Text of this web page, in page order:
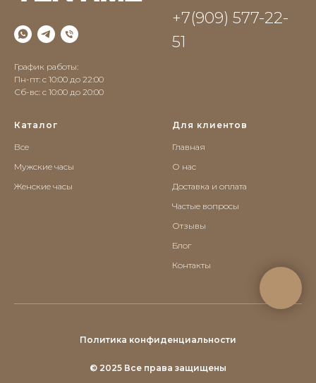
График работы:
Пн-пт: с 10:00 до 22:00
Сб-вс: c 10:00 до 20:00
+7(909) 577-22-
51
Каталог
Все
Мужские часы
Женские часы
Для клиентов
Главная
О нас
Доставка и оплата
Частые вопросы
Отзывы
Блог
Контакты
Политика конфиденциальности
© 2025 Все права защищены